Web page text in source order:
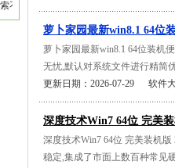
不到
萝卜家园最新win8.1 64位
萝卜家园最新win8.1 64位装机
无忧,默认对系统文件进行精简
更新日期：2026-07-29 软件
深度技术Win7 64位 完美
深度技术Win7 64位 完美装机
稳定,集成了市面上数百种常见